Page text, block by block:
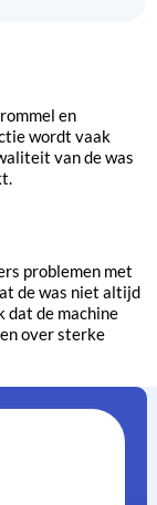
en
wordt vaak
van de was
problemen met
de was niet altijd
dat de machine
over sterke